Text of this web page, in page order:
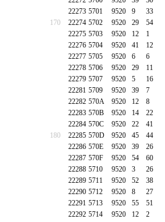
22273 5701 9520 9 33
170
22274 5702 9520 29 54
22275 5703 9520 12 1
22276 5704 9520 41 12
22277 5705 9520 6 6
22278 5706 9520 29 11
22279 5707 9520 5 16
22281 5709 9520 39 7
22282 570A 9520 12 8
22283 570B 9520 14 22
22284 570C 9520 22 41
180
22285 570D 9520 45 44
22286 570E 9520 39 26
22287 570F 9520 54 60
22288 5710 9520 3 26
22289 5711 9520 52 38
22290 5712 9520 8 27
22291 5713 9520 55 51
22292 5714 9520 12 2